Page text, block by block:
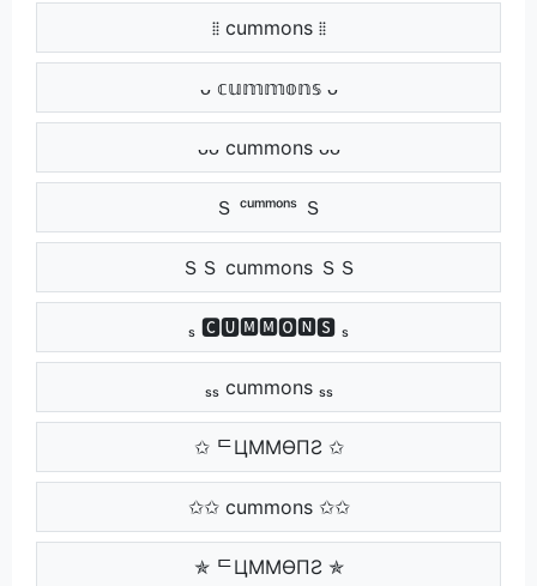
⁞⁞ cummons ⁞⁞
ᴗ 𝕔𝕦𝕞𝕞𝕠𝕟𝕤 ᴗ
ᴗᴗ cummons ᴗᴗ
Ｓ ᶜᵘᵐᵐᵒⁿˢ Ｓ
ＳＳ cummons ＳＳ
ₛ 🅲🆄🅼🅼🅾🅽🆂 ₛ
ₛₛ cummons ₛₛ
✩ ᄃЦMMӨПƧ ✩
✩✩ cummons ✩✩
✯ ᄃЦMMӨПƧ ✯